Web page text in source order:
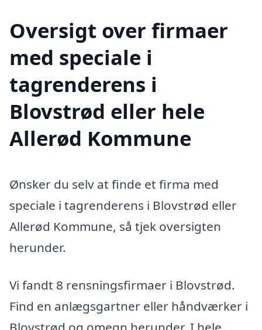
Oversigt over firmaer
med speciale i
tagrenderens i
Blovstrød eller hele
Allerød Kommune
Ønsker du selv at finde et firma med
speciale i tagrenderens i Blovstrød eller
Allerød Kommune, så tjek oversigten
herunder.
Vi fandt 8 rensningsfirmaer i Blovstrød.
Find en anlægsgartner eller håndværker i